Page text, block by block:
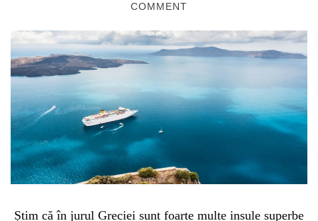
COMMENT
Știm că în jurul Greciei sunt foarte multe insule superbe